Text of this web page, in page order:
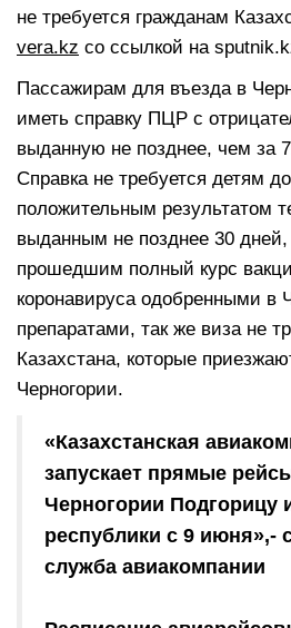
не требуется гражданам
vera.kz со ссылкой на
Пассажирам для въезда в
иметь справку ПЦР с
выданную не позднее, чем за
Справка не требуется детям
положительным результатом
выданным не позднее 30
прошедшим полный курс
коронавируса одобренными в
препаратами, так же виза не
Казахстана, которые
Черногории.
«Казахстанская
запускает прямые
Черногории Подгорицу
республики с 9 июня»,-
служба авиакомпании